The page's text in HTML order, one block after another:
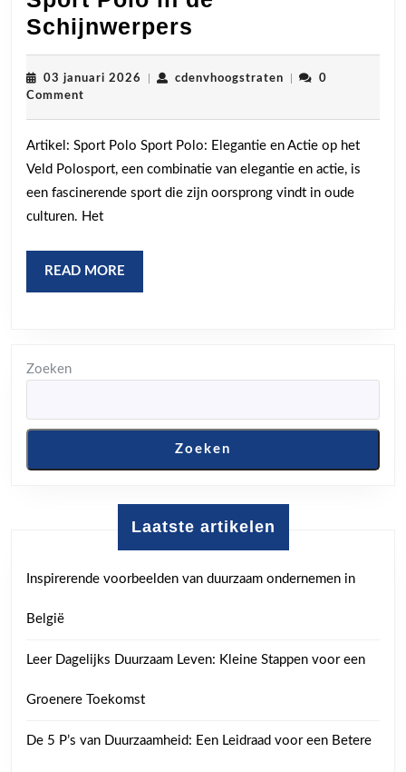
Schijnwerpers
Actie
op
Veld:
Sport
Polo
03 januari 2026 03
cdenvhoogstratencdenvhoogstraten
0
Comment
Artikel: Sport Polo Sport Polo: Elegantie en Actie op het
Veld Polosport, een combinatie van elegantie en actie, is
een fascinerende sport die zijn oorsprong vindt in oude
culturen. Het
READ MORE
MORE
Zoeken
Zoeken
Laatste artikelen
Inspirerende voorbeelden van duurzaam ondernemen in
België
Leer Dagelijks Duurzaam Leven: Kleine Stappen voor een
Groenere Toekomst
De 5 P’s van Duurzaamheid: Een Leidraad voor een Betere